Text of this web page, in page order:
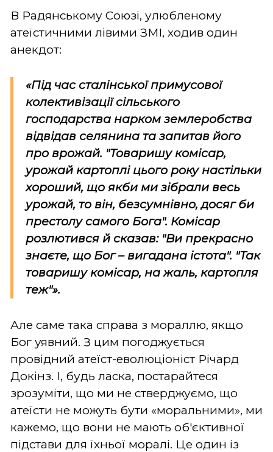
В Радянському Союзі, улюбленому
атеїстичними лівими ЗМІ, ходив один
анекдот:
«Під час сталінської примусової
колективізації сільського
господарства нарком землеробства
відвідав селянина та запитав його
про врожай. "Товаришу комісар,
урожай картоплі цього року настільки
хороший, що якби ми зібрали весь
урожай, то він, безсумнівно, досяг би
престолу самого Бога". Комісар
розлютився й сказав: "Ви прекрасно
знаєте, що Бог – вигадана істота". "Так
товаришу комісар, на жаль, картопля
теж"».
Але саме така справа з мораллю, якщо
Бог уявний. З цим погоджується
провідний атеїст-еволюціоніст Річард
Докінз. І, будь ласка, постарайтеся
зрозуміти, що ми не стверджуємо, що
атеїсти не можуть бути «моральними», ми
кажемо, що вони не мають об'єктивної
підстави для їхньої моралі. Це один із